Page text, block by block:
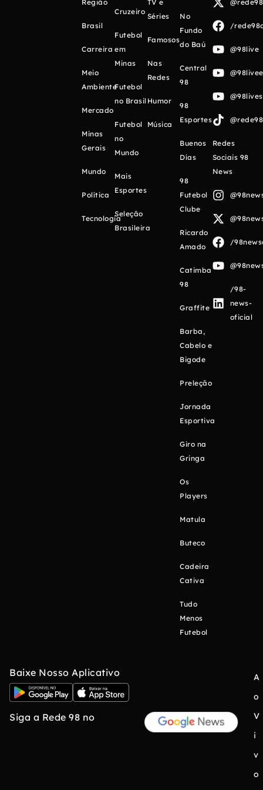
Região
Brasil
Carreira
Meio
Ambiente
Mercado
Minas
Gerais
Mundo
Política
Tecnologia
Cruzeiro
Futebol
em
Minas
Futebol
no Brasil
Futebol
no
Mundo
Mais
Esportes
Seleção
Brasileira
TV e
Séries
Famosos
Nas
Redes
Humor
Música
No
Fundo
do Baú
Central
98
98
Esportes
Buenos
Días
98
Futebol
Clube
Ricardo
Amado
Catimba
98
Graffite
Barba,
Cabelo e
Bigode
Preleção
Jornada
Esportiva
Giro na
Gringa
Os
Players
Matula
Buteco
Cadeira
Cativa
Tudo
Menos
Futebol
/
@98live
Redes
Sociais 98
News
/
/98-
news-
oficial
Baixe Nosso Aplicativo
Siga a Rede 98 no
A
o
V
i
v
o